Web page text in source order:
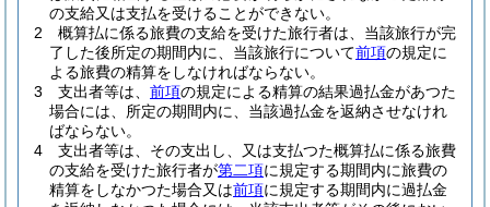
の支給又は支払を受けることができない。
2
概算払に係る旅費の支給を受けた旅行者は、当該旅行が完
了した後所定の期間内に、当該旅行について前項の規定に
よる旅費の精算をしなければならない。
3
支出者等は、 前項の規定による精算の結果過払金があつた
場合には、所定の期間内に、当該過払金を返納させなけれ
ばならない。
4
支出者等は、その支出し、又は支払つた概算払に係る旅費
の支給を受けた旅行者が第二項に規定する期間内に旅費の
精算をしなかつた場合又は前項に規定する期間内に過払金